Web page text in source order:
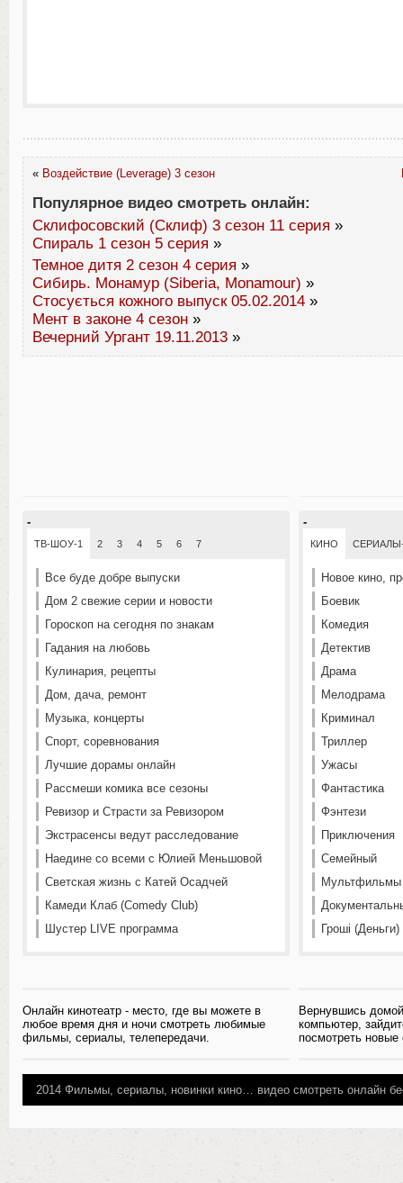
« Воздействие (Leverage) 3 сезон
Популярное видео смотреть онлайн:
Склифосовский (Склиф) 3 сезон 11 серия »
Спираль 1 сезон 5 серия »
Темное дитя 2 сезон 4 серия »
Сибирь. Монамур (Siberia, Monamour) »
Стосується кожного выпуск 05.02.2014 »
Мент в законе 4 сезон »
Вечерний Ургант 19.11.2013 »
-
ТВ-ШОУ-1 2 3 4 5 6 7
Все буде добре выпуски
Дом 2 свежие серии и новости
Гороскоп на сегодня по знакам
Гадания на любовь
Кулинария, рецепты
Дом, дача, ремонт
Музыка, концерты
Спорт, соревнования
Лучшие дорамы онлайн
Рассмеши комика все сезоны
Ревизор и Страсти за Ревизором
Экстрасенсы ведут расследование
Наедине со всеми с Юлией Меньшовой
Светская жизнь с Катей Осадчей
Камеди Клаб (Comedy Club)
Шустер LIVE программа
Онлайн кинотеатр - место, где вы можете в
любое время дня и ночи смотреть любимые
фильмы, сериалы, телепередачи.
-
КИНО
Новое кино,
Боевик
Комедия
Детектив
Драма
Мелодрама
Криминал
Триллер
Ужасы
Фантастика
Фэнтези
Приключения
Семейный
Мультфильмы
Гроші
Вернувшись
компьютер,
посмотреть
2014 Фильмы, сериалы, новинки кино… видео смотреть онлайн